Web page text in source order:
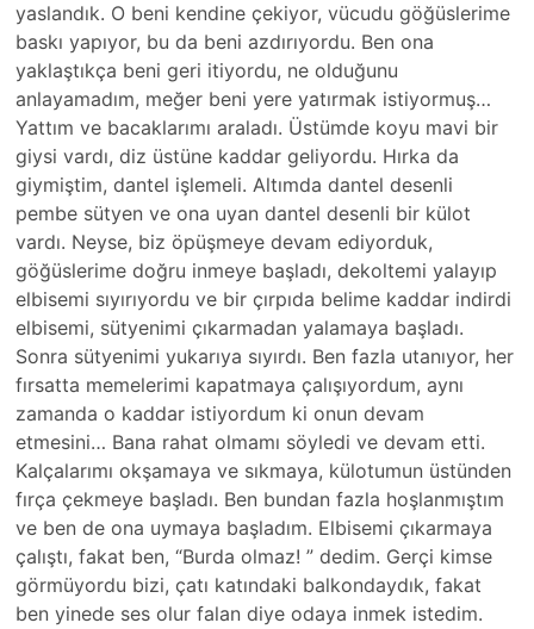
yaslandık. O beni kendine çekiyor, vücudu göğüslerime
baskı yapıyor, bu da beni azdırıyordu. Ben ona
yaklaştıkça beni geri itiyordu, ne olduğunu
anlayamadım, meğer beni yere yatırmak istiyormuş…
Yattım ve bacaklarımı araladı. Üstümde koyu mavi bir
giysi vardı, diz üstüne kaddar geliyordu. Hırka da
giymiştim, dantel işlemeli. Altımda dantel desenli
pembe sütyen ve ona uyan dantel desenli bir külot
vardı. Neyse, biz öpüşmeye devam ediyorduk,
göğüslerime doğru inmeye başladı, dekoltemi yalayıp
elbisemi sıyırıyordu ve bir çırpıda belime kaddar indirdi
elbisemi, sütyenimi çıkarmadan yalamaya başladı.
Sonra sütyenimi yukarıya sıyırdı. Ben fazla utanıyor, her
fırsatta memelerimi kapatmaya çalışıyordum, aynı
zamanda o kaddar istiyordum ki onun devam
etmesini… Bana rahat olmamı söyledi ve devam etti.
Kalçalarımı okşamaya ve sıkmaya, külotumun üstünden
fırça çekmeye başladı. Ben bundan fazla hoşlanmıştım
ve ben de ona uymaya başladım. Elbisemi çıkarmaya
çalıştı, fakat ben, “Burda olmaz! ” dedim. Gerçi kimse
görmüyordu bizi, çatı katındaki balkondaydık, fakat
ben yinede ses olur falan diye odaya inmek istedim.